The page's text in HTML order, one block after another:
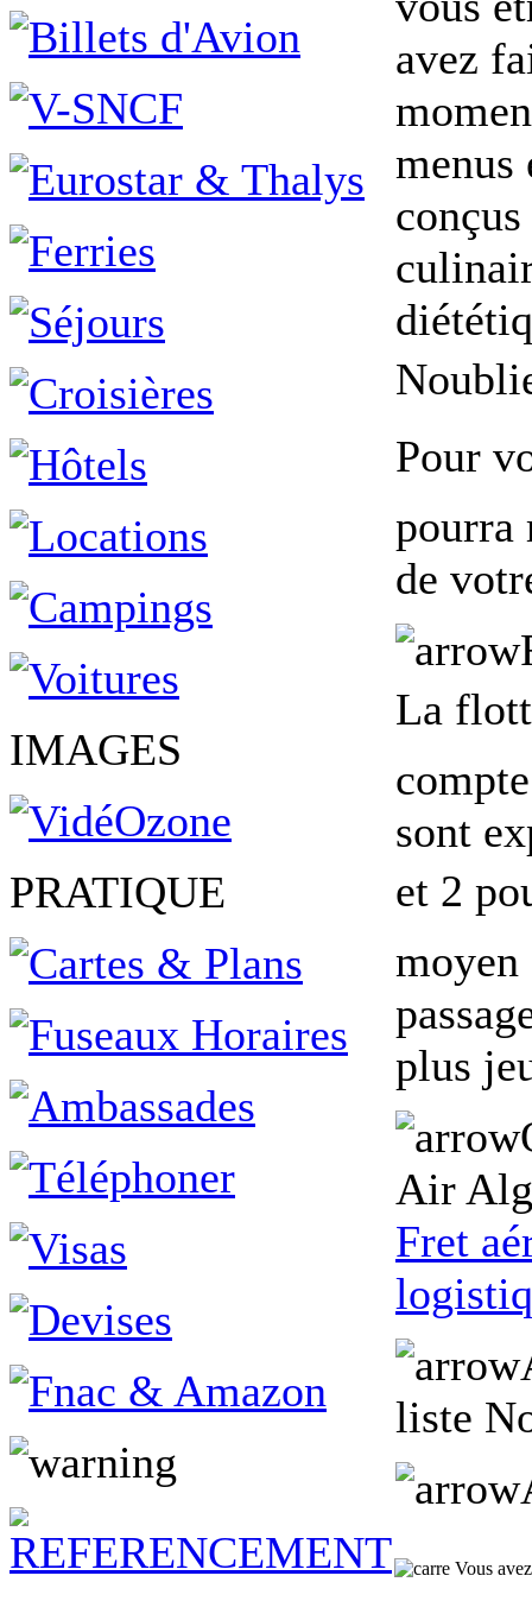
IMAGES
PRATIQUE
avez
menus
Pour
pourra
de
La
sont
et 2
moyen
plus
Air
Fret
liste
Vous